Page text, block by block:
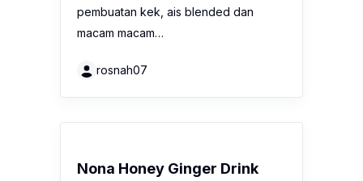
pembuatan kek, ais blended dan
macam macam…
rosnah07
Nona Honey Ginger Drink